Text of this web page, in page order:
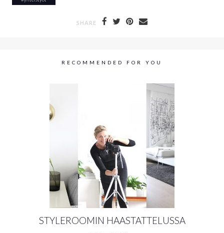
SHARE
RECOMMENDED FOR YOU
STYLEROOMIN HAASTATTELUSSA